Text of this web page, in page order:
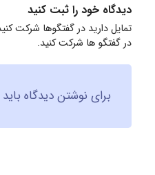
دیدگاه خود را ثبت کنید
تمایل دارید در گفتگوها شرکت
در گفتگو ها شرکت کنید.
برای نوشتن دیدگاه باید